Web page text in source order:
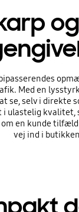
Med en
se, selv i direkte
ulastelig kvalitet,
en kunde
vej ind i